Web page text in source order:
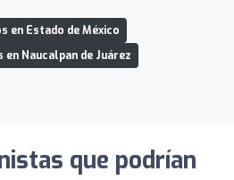
en Estado de México
Naucalpan de Juárez
que podrían